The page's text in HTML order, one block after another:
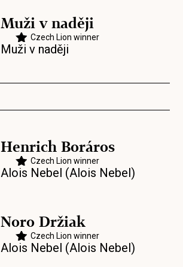
Muži v naději
Czech Lion winner
Muži v naději
Henrich Boráros
Czech Lion winner
Alois Nebel (Alois Nebel)
Noro Držiak
Czech Lion winner
Alois Nebel (Alois Nebel)